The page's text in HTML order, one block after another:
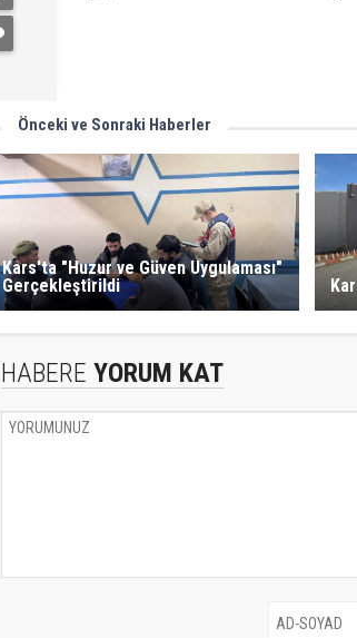
Önceki ve Sonraki Haberler
Kars'ta "Huzur ve Güven Uygulaması"
Gerçekleştirildi
HABERE YORUM KAT